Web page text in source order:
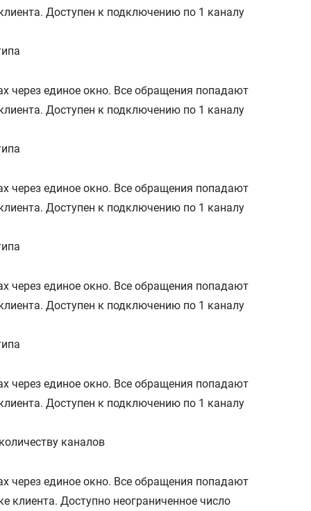
Доступен к подключению по 1 каналу
через единое окно. Все обращения попадают
Доступен к подключению по 1 каналу
через единое окно. Все обращения попадают
Доступен к подключению по 1 каналу
через единое окно. Все обращения попадают
Доступен к подключению по 1 каналу
через единое окно. Все обращения попадают
Доступен к подключению по 1 каналу
каналов
через единое окно. Все обращения попадают
Доступно неограниченное число